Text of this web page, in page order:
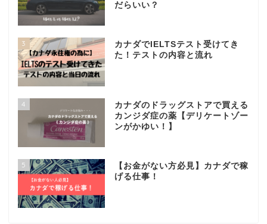
だらいい？
3
カナダでIELTSテスト受けてき
た！テストの内容と流れ
4
カナダのドラッグストアで買える
カンジダ症の薬【デリケートゾー
ンがかゆい！】
5
【お金がない方必見】カナダで稼
げる仕事！